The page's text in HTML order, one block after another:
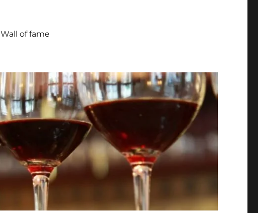
Wall of fame